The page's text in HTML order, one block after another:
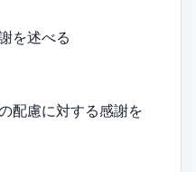
を述べる
配慮に対する感謝を